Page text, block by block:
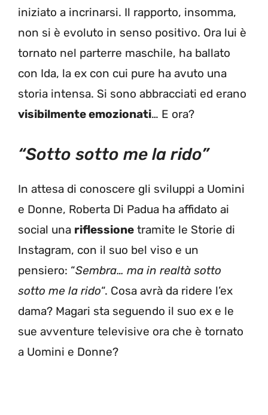
iniziato a incrinarsi. Il rapporto, insomma,
non si è evoluto in senso positivo. Ora lui è
tornato nel parterre maschile, ha ballato
con Ida, la ex con cui pure ha avuto una
storia intensa. Si sono abbracciati ed erano
visibilmente emozionati… E ora?
“Sotto sotto me la rido”
In attesa di conoscere gli sviluppi a Uomini
e Donne, Roberta Di Padua ha affidato ai
social una riflessione tramite le Storie di
Instagram, con il suo bel viso e un
pensiero: “Sembra… ma in realtà sotto
sotto me la rido“. Cosa avrà da ridere l’ex
dama? Magari sta seguendo il suo ex e le
sue avventure televisive ora che è tornato
a Uomini e Donne?